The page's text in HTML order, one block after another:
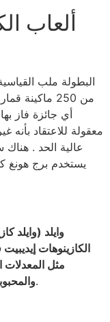
ألعاب
من 250
أي جائزة فاز
معقولة للاعتقاد بأنه
عالية الحد .
يستخدم برج هونغ
وايلد (وايلد
الكازينوهات
مثل المعدلات
استمتع بتجربة الكازينو الفاخرة والمذهلة.